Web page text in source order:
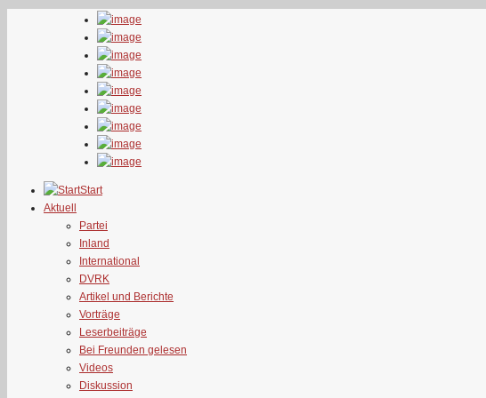
Start
Aktuell
Partei
Inland
International
DVRK
Artikel und Berichte
Vorträge
Leserbeiträge
Bei Freunden gelesen
Videos
Diskussion